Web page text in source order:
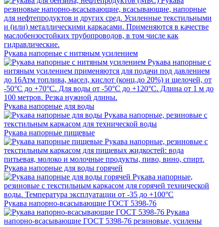
резиновые напорно-всасывающие, всасывающие, напорные
для нефтепродуктов и других сред. Усиленные текстильными
и (или) металлическими каркасами. Применяются в качестве
маслобензостойких трубопроводов, в том числе как
гидравлические.
Рукава напорные с нитяным усилением
Рукава напорные с
нитяным усилением применяются для подачи под давлением
до 16Атм топлива, масел, кислот (конц.до 20%) и щелочей, от
-50°С до +70°С. Для воды от -50°С до +120°С. Длина от 1 м до
100 метров. Резка нужной длины.
Рукава напорные для воды
Рукава напорные, резиновые с
текстильным каркасом для технической воды
Рукава напорные пищевые
Рукава напорные, резиновые с
текстильным каркасом для пищевых жидкостей: вода
питьевая, молоко и молочные продукты, пиво, вино, спирт.
Рукава напорные для воды горячей
Рукава напорные,
резиновые с текстильным каркасом для горячей технической
воды. Температура эксплуатации от -35 до +100°С
Рукава напорно-всасывающие ГОСТ 5398-76
Рукава
напорно-всасывающие ГОСТ 5398-76 резиновые, усилены